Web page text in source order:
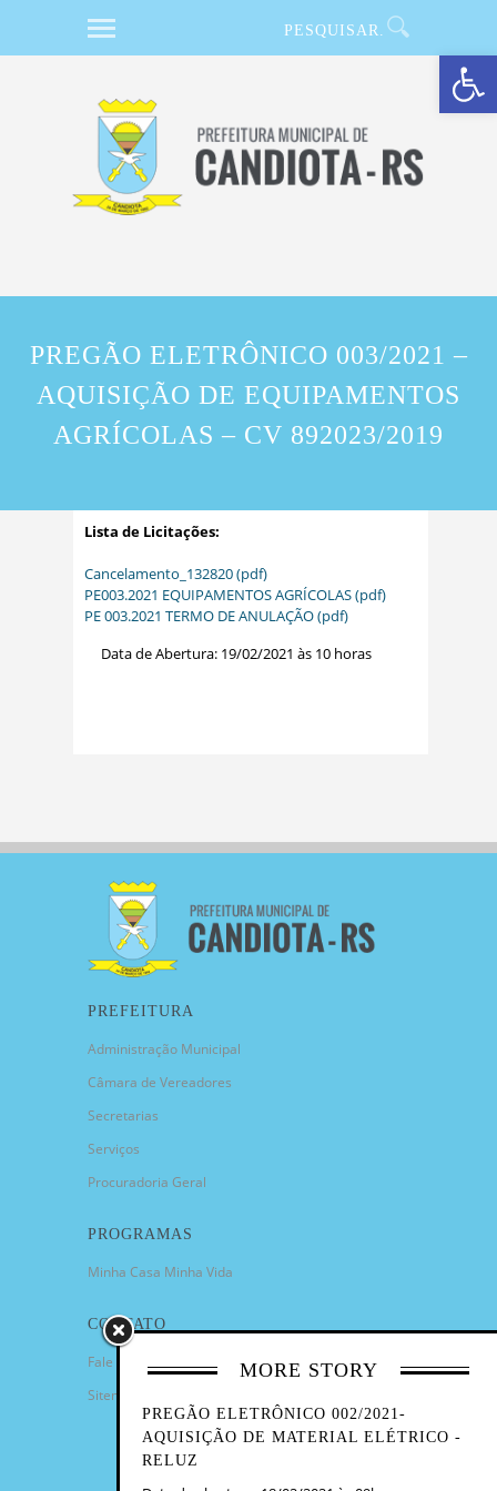
Barra de Ferramentas Aberta
PREGÃO ELETRÔNICO 003/2021 –
AQUISIÇÃO DE EQUIPAMENTOS
AGRÍCOLAS – CV 892023/2019
Lista de Licitações:
Cancelamento_132820 (pdf)
PE003.2021 EQUIPAMENTOS AGRÍCOLAS (pdf)
PE 003.2021 TERMO DE ANULAÇÃO (pdf)
Data de Abertura: 19/02/2021 às 10 horas
MORE STORY
PREGÃO ELETRÔNICO 002/2021-
AQUISIÇÃO DE MATERIAL ELÉTRICO -
RELUZ
PREFEITURA
Administração Municipal
Câmara de Vereadores
Secretarias
Serviços
Procuradoria Geral
PROGRAMAS
Minha Casa Minha Vida
CONTATO
Fale Conosco
Sitemap